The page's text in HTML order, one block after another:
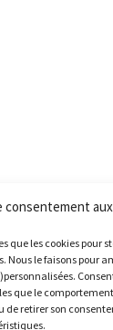
consentement
que les cookies pour
le faisons pour
que le
de retirer son